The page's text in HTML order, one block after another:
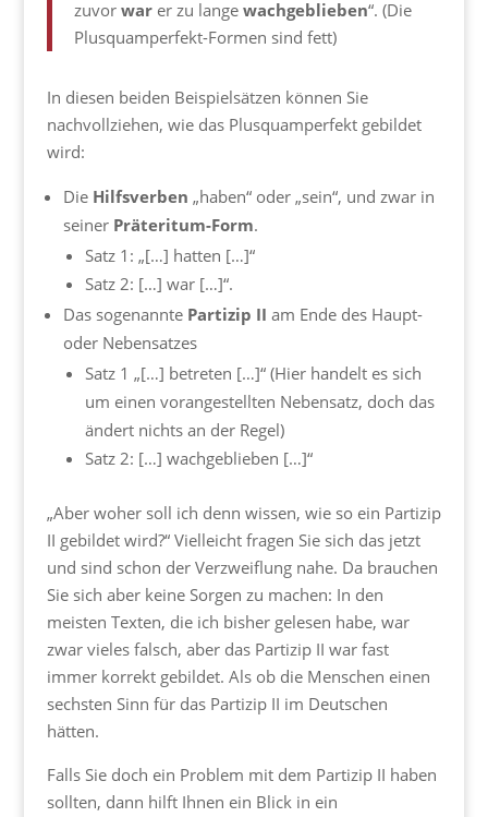
zuvor warer zu lange wachgeblieben“. (Die
Plusquamperfekt-Formen sind fett)
In diesen beiden Beispielsätzen können Sie
nachvollziehen, wie das Plusquamperfekt gebildet
wird:
Die Hilfsverben „haben“ oder „sein“, und zwar in
seiner Präteritum-Form.
Satz 1: „[…] hatten […]“
Satz 2: […] war […]“.
Das sogenannte Partizip II am Ende des Haupt-
oder Nebensatzes
Satz 1 „[…] betreten […]“ (Hier handelt es sich
um einen vorangestellten Nebensatz, doch das
ändert nichts an der Regel)
Satz 2: […] wachgeblieben […]“
„Aber woher soll ich denn wissen, wie so ein Partizip
II gebildet wird?“ Vielleicht fragen Sie sich das jetzt
und sind schon der Verzweiflung nahe. Da brauchen
Sie sich aber keine Sorgen zu machen: In den
meisten Texten, die ich bisher gelesen habe, war
zwar vieles falsch, aber das Partizip II war fast
immer korrekt gebildet. Als ob die Menschen einen
sechsten Sinn für das Partizip II im Deutschen
hätten.
Falls Sie doch ein Problem mit dem Partizip II haben
sollten, dann hilft Ihnen ein Blick in ein